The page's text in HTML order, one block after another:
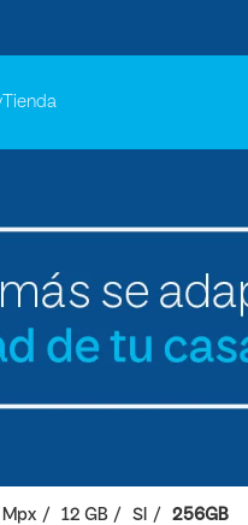
Tienda
Mpx 12 GB SI 256GB